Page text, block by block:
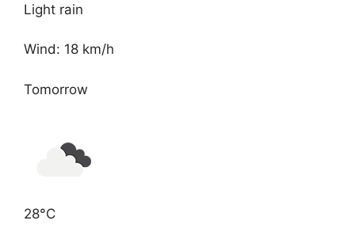
Light rain
Wind: 18 km/h
Tomorrow
28°C